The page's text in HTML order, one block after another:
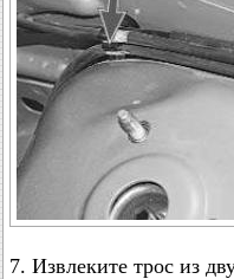
7. Извлеките трос из